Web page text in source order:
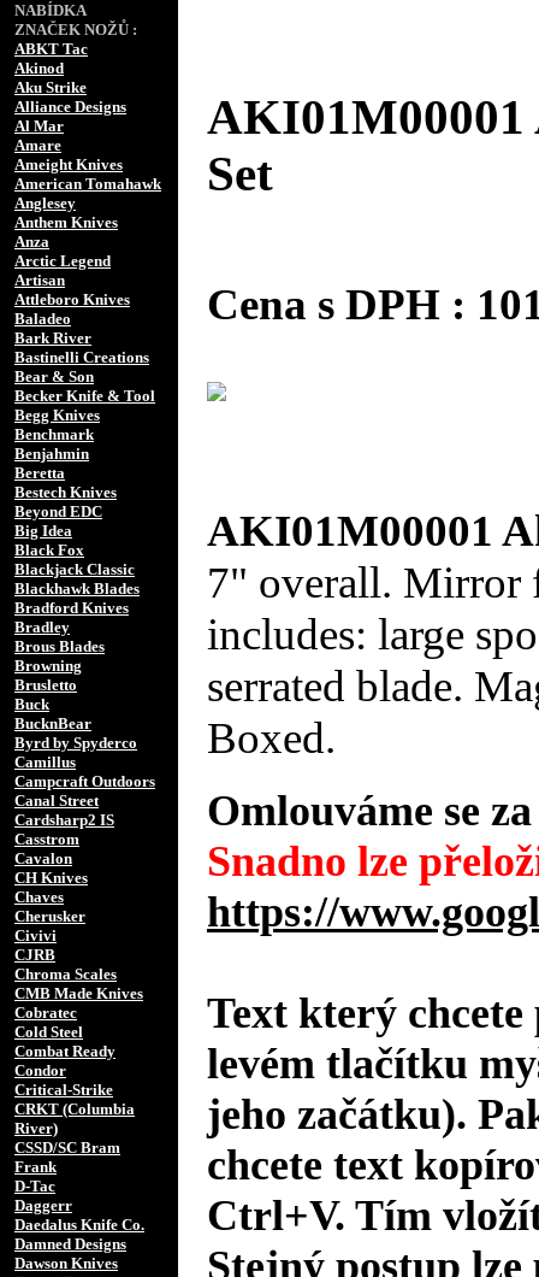
NABÍDKA
ZNAČEK NOŽŮ :
ABKT Tac
Akinod
Aku Strike
Alliance Designs
Al Mar
Amare
Ameight Knives
American Tomahawk
Anglesey
Anthem Knives
Anza
Arctic Legend
Artisan
Attleboro Knives
Baladeo
Bark River
Bastinelli Creations
Bear & Son
Becker Knife & Tool
Begg Knives
Benchmark
Benjahmin
Beretta
Bestech Knives
Beyond EDC
Big Idea
Black Fox
Blackjack Classic
Blackhawk Blades
Bradford Knives
Bradley
Brous Blades
Browning
Brusletto
Buck
BucknBear
Byrd by Spyderco
Camillus
Campcraft Outdoors
Canal Street
Cardsharp2 IS
Casstrom
Cavalon
CH Knives
Chaves
Cherusker
Civivi
CJRB
Chroma Scales
CMB Made Knives
Cobratec
Cold Steel
Combat Ready
Condor
Critical-Strike
CRKT (Columbia
River)
CSSD/SC Bram
Frank
D-Tac
Daggerr
Daedalus Knife Co.
Damned Designs
Dawson Knives
AKI01M00001
Set
Cena s DPH :
AKI01M00001
7" overall. Mirror
includes: large
serrated blade.
Boxed.
Omlouváme se
Snadno lze
https://
Text který
levém tlačítku
jeho začátku).
chcete text
Ctrl+V. Tím
Stejný postup